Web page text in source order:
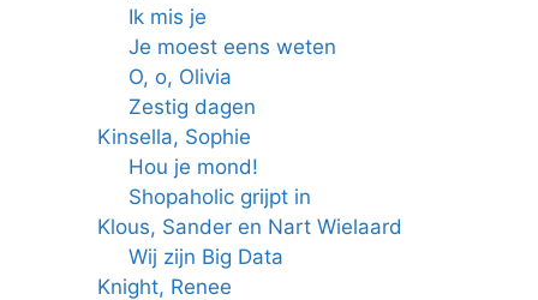
Ik mis je
Je moest eens weten
O, o, Olivia
Zestig dagen
Kinsella, Sophie
Hou je mond!
Shopaholic grijpt in
Klous, Sander en Nart Wielaard
Wij zijn Big Data
Knight, Renee